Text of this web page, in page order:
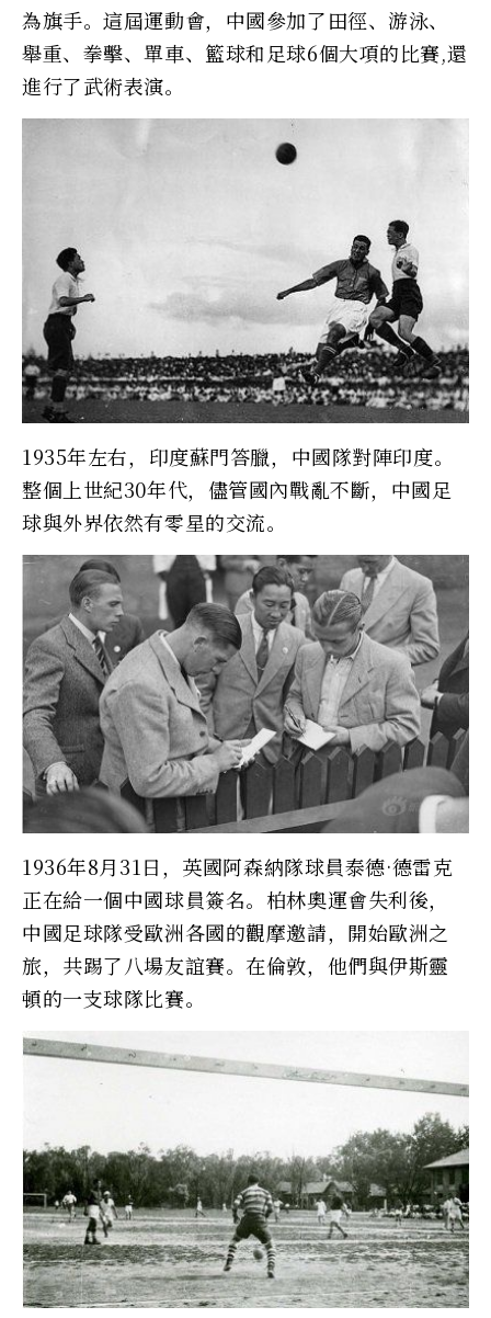
為旗手。這屆運動會，中國參加了田徑、游泳、
舉重、拳擊、單車、籃球和足球6個大項的比賽,還
進行了武術表演。
1935年左右，印度蘇門答臘，中國隊對陣印度。
整個上世紀30年代，儘管國內戰亂不斷，中國足
球與外界依然有零星的交流。
1936年8月31日，英國阿森納隊球員泰德·德雷克
正在給一個中國球員簽名。柏林奧運會失利後，
中國足球隊受歐洲各國的觀摩邀請，開始歐洲之
旅，共踢了八場友誼賽。在倫敦，他們與伊斯靈
頓的一支球隊比賽。